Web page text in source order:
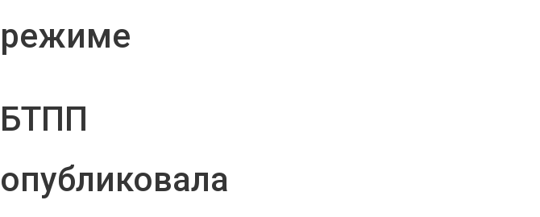
режиме
БТПП
опубликовала